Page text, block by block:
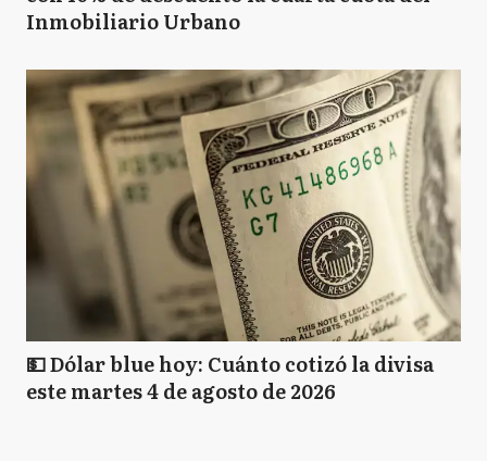
Inmobiliario Urbano
💵 Dólar blue hoy: Cuánto cotizó la divisa
este martes 4 de agosto de 2026